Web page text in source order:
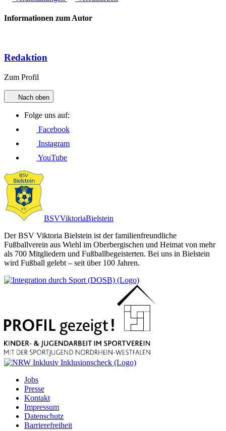
Informationen zum Autor
Redaktion
Zum Profil
Nach oben
Folge uns auf:
Facebook
Instagram
YouTube
BSVViktoriaBielstein
Der BSV Viktoria Bielstein ist der familienfreundliche
Fußballverein aus Wiehl im Oberbergischen und Heimat von mehr
als 700 Mitgliedern und Fußballbegeisterten. Bei uns in Bielstein
wird Fußball gelebt – seit über 100 Jahren.
Jobs
Presse
Kontakt
Impressum
Datenschutz
Barrierefreiheit